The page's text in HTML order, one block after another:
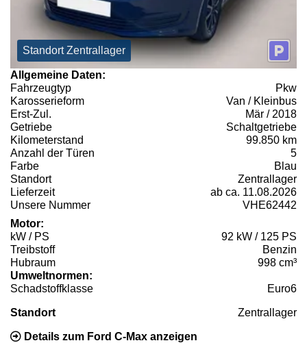
Standort Zentrallager
Allgemeine Daten:
Fahrzeugtyp
Pkw
Karosserieform
Van / Kleinbus
Erst-Zul.
Mär / 2018
Getriebe
Schaltgetriebe
Kilometerstand
99.850 km
Anzahl der Türen
5
Farbe
Blau
Standort
Zentrallager
Lieferzeit
ab ca. 11.08.2026
Unsere Nummer
VHE62442
Motor:
kW / PS
92 kW / 125 PS
Treibstoff
Benzin
Hubraum
998 cm³
Umweltnormen:
Schadstoffklasse
Euro6
Standort Zentrallager
Details zum Ford C-Max anzeigen